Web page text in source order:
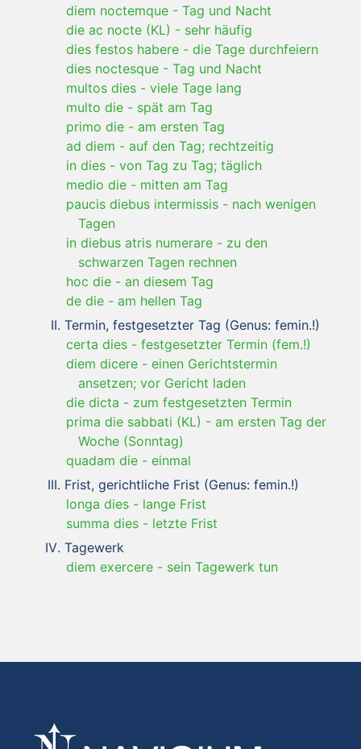
diem noctemque - Tag und Nacht
die ac nocte (KL) - sehr häufig
dies festos habere - die Tage durchfeiern
dies noctesque - Tag und Nacht
multos dies - viele Tage lang
multo die - spät am Tag
primo die - am ersten Tag
ad diem - auf den Tag; rechtzeitig
in dies - von Tag zu Tag; täglich
medio die - mitten am Tag
paucis diebus intermissis - nach wenigen
Tagen
in diebus atris numerare - zu den
schwarzen Tagen rechnen
hoc die - an diesem Tag
de die - am hellen Tag
Termin, festgesetzter Tag (Genus: femin.!)
certa dies - festgesetzter Termin (fem.!)
diem dicere - einen Gerichtstermin
ansetzen; vor Gericht laden
die dicta - zum festgesetzten Termin
prima die sabbati (KL) - am ersten Tag der
Woche (Sonntag)
quadam die - einmal
Frist, gerichtliche Frist (Genus: femin.!)
longa dies - lange Frist
summa dies - letzte Frist
Tagewerk
diem exercere - sein Tagewerk tun